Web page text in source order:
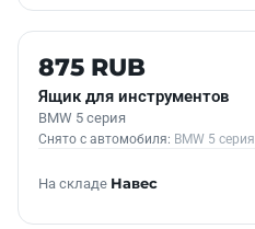
Б/У В НАЛИЧИИ
875 RUB
Ящик для инструментов
BMW 5 серия
Снято с автомобиля: BMW 5 серия
На складе Навес